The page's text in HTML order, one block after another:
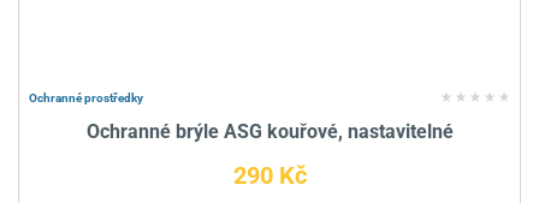
Ochranné prostředky
Ochranné brýle ASG kouřové, nastavitelné
290 Kč